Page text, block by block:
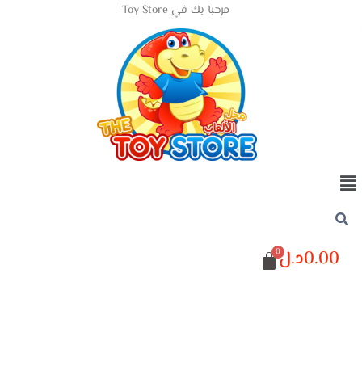
مرحبا بك في Toy Store
0.00د.ل